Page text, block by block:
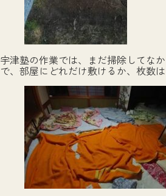
宇津塾の作業では、まだ掃除してな
で、部屋にどれだけ敷けるか、枚数